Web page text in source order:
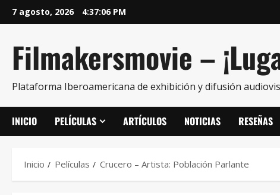
7 agosto, 2026 4:37:07 PM
Filmakersmovie –
Plataforma Iberoamericana de exhibición y difusión
INICIO PELÍCULAS ARTÍCULOS NOTICIAS RESEÑAS
Inicio Películas Crucero – Artista: Población Parlante